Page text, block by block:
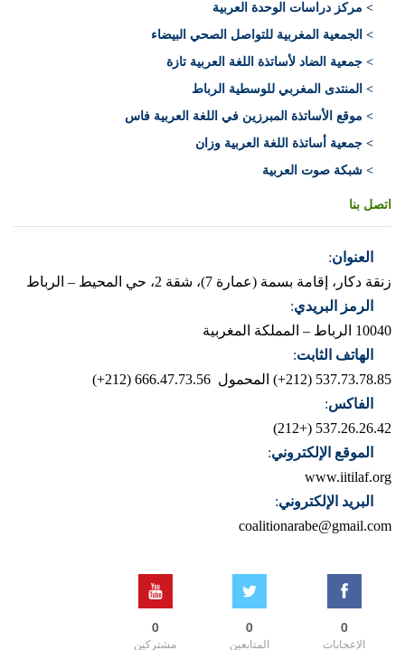
> مركز دراسات الوحدة العربية
> الجمعية المغربية للتواصل الصحي البيضاء
> جمعية الضاد لأساتذة اللغة العربية تازة
> المنتدى المغربي للوسطية الرباط
> موقع الأساتذة المبرزين في اللغة العربية فاس
> جمعية أساتذة اللغة العربية وزان
> شبكة صوت العربية
اتصل بنا
العنوان:
زنقة دكار، إقامة بسمة (عمارة 7)، شقة 2، حي المحيط – الرباط
الرمز البريدي:
10040 الرباط – المملكة المغربية
الهاتف الثابت:
537.73.78.85 (212+)
المحمول 666.47.73.56 (212+)
الفاكس:
537.26.26.42 (+212)
الموقع الإلكتروني:
www.iitilaf.org
البريد الإلكتروني:
coalitionarabe@gmail.com
0
الإعجابات
0
المتابعين
0
مشتركين